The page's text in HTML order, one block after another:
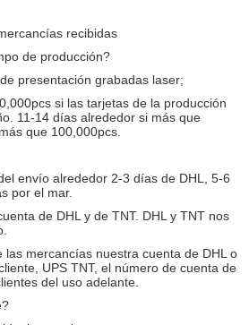
recibidas
de producción?
presentación grabadas laser;
si las tarjetas de la producción
11-14 días alrededor si más que
que 100,000pcs.
envío alrededor 2-3 días de DHL, 5-6
por el mar.
de DHL y de TNT. DHL y TNT nos
las mercancías nuestra cuenta de DHL o
UPS TNT, el número de cuenta de
del uso adelante.